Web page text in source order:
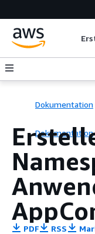
Dokumentation
Dokumentation
PDF RSS